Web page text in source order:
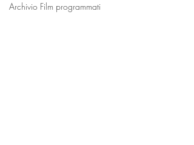
Archivio Film programmati